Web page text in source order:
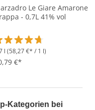
5 Sternen
Le Giare Amarone
- 0,7L 41% vol
l (58,27 €* / 1 l)
€*
Kategorien bei